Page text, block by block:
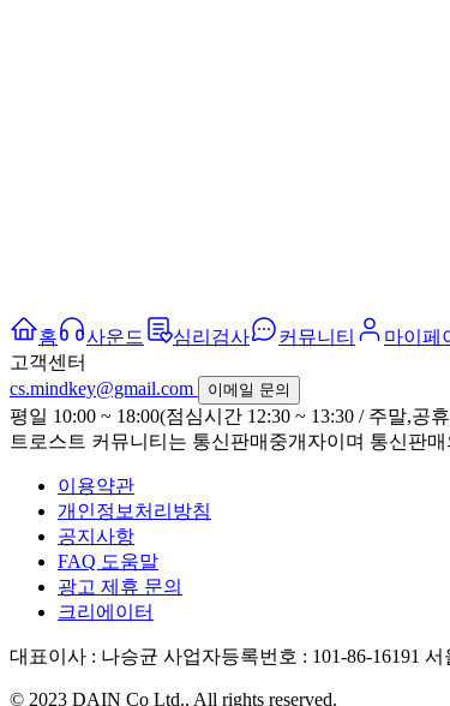
홈 사운드 심리검사 커뮤니티
마이페
고객센터
cs.mindkey@gmail.com
이메일 문의
평일 10:00 ~ 18:00(점심시간 12:30 ~ 13:30 / 주말,공
트로스트 커뮤니티는 통신판매중개자이며 통신판
이용약관
개인정보처리방침
공지사항
FAQ 도움말
광고 제휴 문의
크리에이터
대표이사 : 나승균 사업자등록번호 : 101-86-16191 서
© 2023 DAIN Co Ltd., All rights reserved.